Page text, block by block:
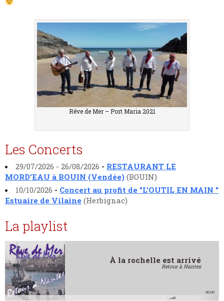
Rêve de Mer – Port Maria 2021
Les Concerts
29/07/2026 - 26/08/2026 - RESTAURANT LE
MORD'EAU à BOUIN (Vendée) (BOUIN)
10/10/2026 - Concert au profit de "L'OUTIL EN MAIN "
Estuaire de Vilaine (Herbignac)
La playlist
À la rochelle est arrivé
Retour à Nantes
00:00